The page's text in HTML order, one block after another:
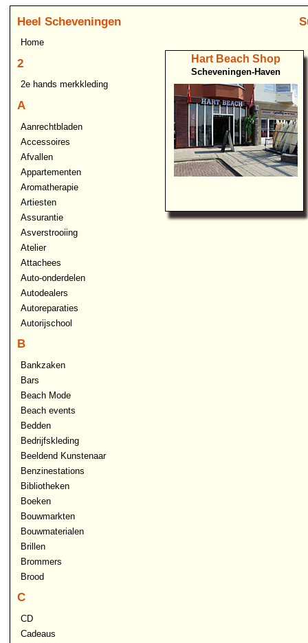
Heel Scheveningen
Home
2
2e hands merkkleding
A
Aanrechtbladen
Accessoires
Afvallen
Appartementen
Aromatherapie
Artiesten
Assurantie
Asverstrooiing
Atelier
Attachees
Auto-onderdelen
Autodealers
Autoreparaties
Autorijschool
B
Bankzaken
Bars
Beach Mode
Beach events
Bedden
Bedrijfskleding
Beeldend Kunstenaar
Benzinestations
Bibliotheken
Boeken
Bouwmarkten
Bouwmaterialen
Brillen
Brommers
Brood
C
CD
Cadeaus
Hart Beach Shop
Scheveningen-Haven